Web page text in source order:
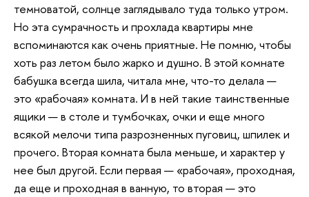
темноватой, солнце заглядывало туда только утром.
Но эта сумрачность и прохлада квартиры мне
вспоминаются как очень приятные. Не помню, чтобы
хоть раз летом было жарко и душно. В этой комнате
бабушка всегда шила, читала мне, что-то делала —
это «рабочая» комната. И в ней такие таинственные
ящики — в столе и тумбочках, очки и еще много
всякой мелочи типа разрозненных пуговиц, шпилек и
прочего. Вторая комната была меньше, и характер у
нее был другой. Если первая — «рабочая», проходная,
да еще и проходная в ванную, то вторая — это